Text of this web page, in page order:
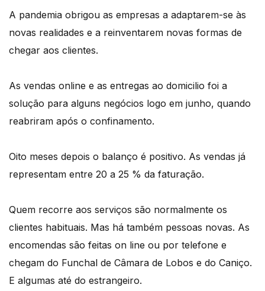
A pandemia obrigou as empresas a adaptarem-se às
novas realidades e a reinventarem novas formas de
chegar aos clientes.
As vendas online e as entregas ao domicilio foi a
solução para alguns negócios logo em junho, quando
reabriram após o confinamento.
Oito meses depois o balanço é positivo. As vendas já
representam entre 20 a 25 % da faturação.
Quem recorre aos serviços são normalmente os
clientes habituais. Mas há também pessoas novas. As
encomendas são feitas on line ou por telefone e
chegam do Funchal de Câmara de Lobos e do Caniço.
E algumas até do estrangeiro.